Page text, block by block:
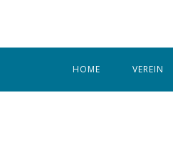
content
HOME VEREIN